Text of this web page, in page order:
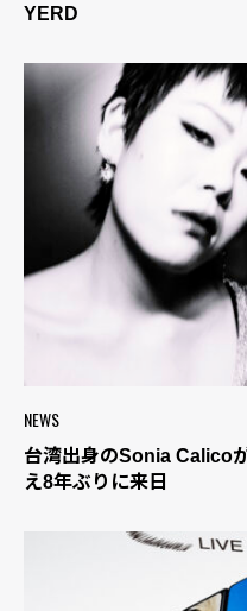
YERD
NEWS
台湾出身のSonia Calico
え8年ぶりに来日